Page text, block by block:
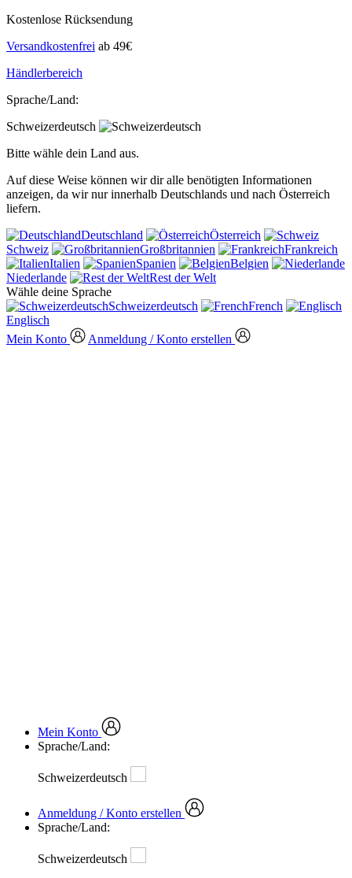
Kostenlose Rücksendung
Versandkostenfrei ab 49€
Händlerbereich
Sprache/Land:
Schweizerdeutsch
Bitte wähle dein Land aus.
Auf diese Weise können wir dir alle benötigten Informationen
anzeigen, da wir nur innerhalb Deutschlands und nach Österreich
liefern.
Deutschland
Österreich
Schweiz
Großbritannien
Frankreich
Italien
Spanien
Belgien
Niederlande
Rest der Welt
Wähle deine Sprache
Schweizerdeutsch
French
Englisch
Mein Konto
Anmeldung / Konto erstellen
Mein Konto
Sprache/Land:
Schweizerdeutsch
Anmeldung / Konto erstellen
Sprache/Land:
Schweizerdeutsch